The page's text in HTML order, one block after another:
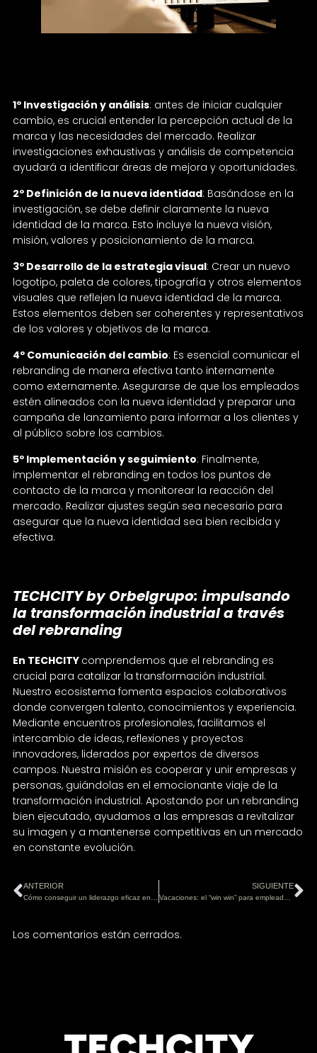
1º Investigación y análisis: antes de iniciar cualquier
cambio, es crucial entender la percepción actual de la
marca y las necesidades del mercado. Realizar
investigaciones exhaustivas y análisis de competencia
ayudará a identificar áreas de mejora y oportunidades.
2º Definición de la nueva identidad: Basándose en la
investigación, se debe definir claramente la nueva
identidad de la marca. Esto incluye la nueva visión,
misión, valores y posicionamiento de la marca.
3º Desarrollo de la estrategia visual: Crear un nuevo
logotipo, paleta de colores, tipografía y otros elementos
visuales que reflejen la nueva identidad de la marca.
Estos elementos deben ser coherentes y representativos
de los valores y objetivos de la marca.
4º Comunicación del cambio: Es esencial comunicar el
rebranding de manera efectiva tanto internamente
como externamente. Asegurarse de que los empleados
estén alineados con la nueva identidad y preparar una
campaña de lanzamiento para informar a los clientes y
al público sobre los cambios.
5º Implementación y seguimiento: Finalmente,
implementar el rebranding en todos los puntos de
contacto de la marca y monitorear la reacción del
mercado. Realizar ajustes según sea necesario para
asegurar que la nueva identidad sea bien recibida y
efectiva.
TECHCITY by Orbelgrupo: impulsando
la transformación industrial a través
del rebranding
En TECHCITY comprendemos que el rebranding es
crucial para catalizar la transformación industrial.
Nuestro ecosistema fomenta espacios colaborativos
donde convergen talento, conocimientos y experiencia.
Mediante encuentros profesionales, facilitamos el
intercambio de ideas, reflexiones y proyectos
innovadores, liderados por expertos de diversos
campos. Nuestra misión es cooperar y unir empresas y
personas, guiándolas en el emocionante viaje de la
transformación industrial. Apostando por un rebranding
bien ejecutado, ayudamos a las empresas a revitalizar
su imagen y a mantenerse competitivas en un mercado
en constante evolución.
ANTERIOR SIGUIENTE
Los comentarios están cerrados.